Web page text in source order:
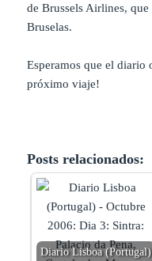
de Brussels Airlines,
Bruselas.
Esperamos que el diario
próximo viaje!
Posts relacionados:
Diario Lisboa (Portugal)